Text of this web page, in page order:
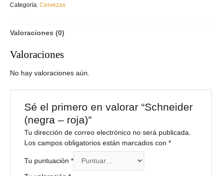
Categoría: Cervezas
Valoraciones (0)
Valoraciones
No hay valoraciones aún.
Sé el primero en valorar “Schneider
(negra – roja)”
Tu dirección de correo electrónico no será publicada.
Los campos obligatorios están marcados con*
Tu puntuación*